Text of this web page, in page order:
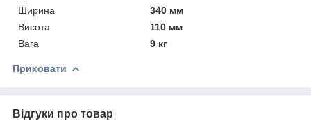
Ширина
340 мм
Висота
110 мм
Вага
9 кг
Приховати
Відгуки про товар